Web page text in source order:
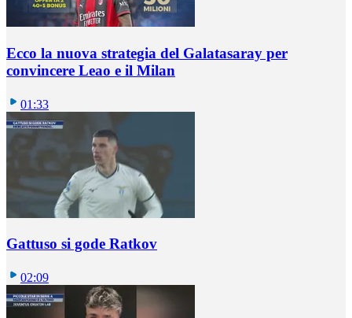
Ecco la nuova strategia del Galatasaray per
convincere Leao e il Milan
01:33
Gattuso si gode Ratkov
02:09